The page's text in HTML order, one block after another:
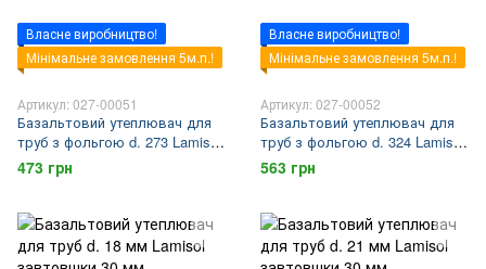
Власне виробництво!
Мінімальне замовлення 5м.п.!
Артикул: 027-00051
Базальтовий утеплювач для
труб з фольгою d. 273 Lamisol
товщиною 20 мм
473 грн
Власне виробництво!
Мінімальне замовлення 5м.п.!
Артикул: 027-00052
Базальтовий утеплювач для
труб з фольгою d. 324 Lamisol
товщиною 20 мм
563 грн